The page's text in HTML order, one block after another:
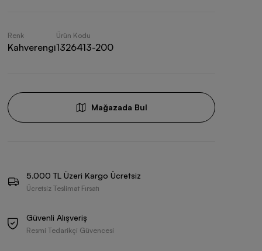
Renk
Kahverengi
Ürün Kodu
1326413-200
Mağazada Bul
5.000 TL Üzeri Kargo Ücretsiz
Ücretsiz Teslimat Fırsatı
Güvenli Alışveriş
Resmi Tedarikçi Güvencesi